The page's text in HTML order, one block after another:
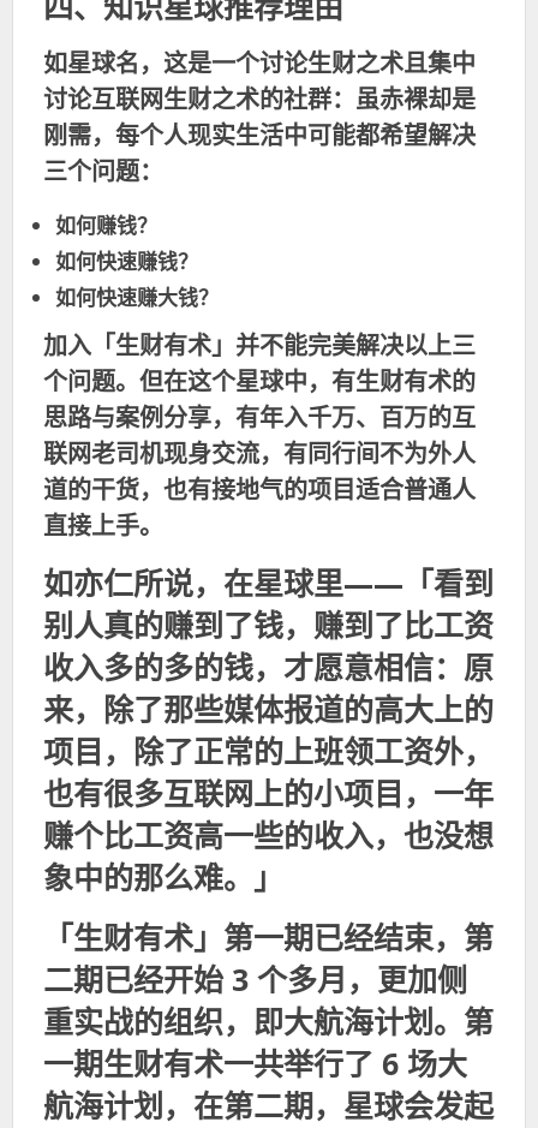
如星球名，这是一个讨论生财之术且集中
讨论互联网生财之术的社群：虽赤裸却是
刚需，每个人现实生活中可能都希望解决
三个问题：
如何赚钱？
如何快速赚钱？
如何快速赚大钱？
加入「生财有术」并不能完美解决以上三
个问题。但在这个星球中， 有生财有术的
思路与案例分享，有年入千万、百万的互
联网老司机现身交流，有同行间不为外人
道的干货，也有接地气的项目适合普通人
直接上手。
如亦仁所说，在星球里——「看到
别人真的赚到了钱，赚到了比工资
收入多的多的钱，才愿意相信：原
来，除了那些媒体报道的高大上的
项目，除了正常的上班领工资外，
也有很多互联网上的小项目，一年
赚个比工资高一些的收入，也没想
象中的那么难。
」
「生财有术」第一期已经结束，第
二期已经开始 3 个多月， 更加侧
重实战的组织，即大航海计划。第
一期生财有术一共举行了 6 场大
航海计划，在第二期，星球会发起